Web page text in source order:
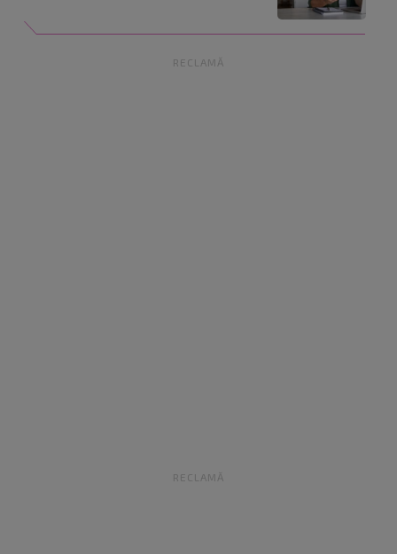
RECLAMĂ
RECLAMĂ